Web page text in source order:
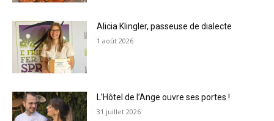
Alicia Klingler, passeuse de dialecte
1 août 2026
L’Hôtel de l’Ange ouvre ses portes !
31 juillet 2026